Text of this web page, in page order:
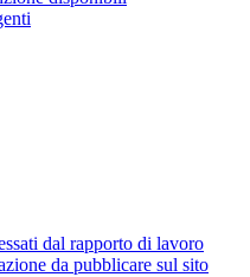
dal rapporto di lavoro
da pubblicare sul sito